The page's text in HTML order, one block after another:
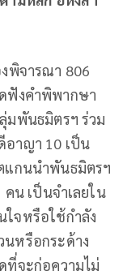
พิจารณา 806
ฟังคำพิพากษา
มพันธมิตรฯ ร่วม
าญา 10 เป็น
แกนนำพันธมิตรฯ
น เป็นจำเลยใน
จหรือใช้กำลัง
หรือกระด้าง
ที่จะก่อความไม่